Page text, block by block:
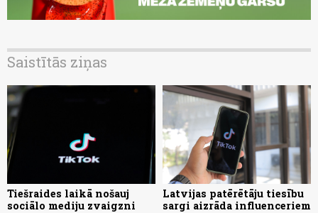
Saistītās ziņas
Tiešraides laikā nošauj
sociālo mediju zvaigzni
Latvijas patērētāju tiesību
sargi aizrāda influenceriem